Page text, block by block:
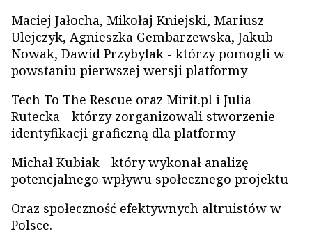
Maciej Jałocha, Mikołaj Kniejski, Mariusz
Ulejczyk, Agnieszka Gembarzewska, Jakub
Nowak, Dawid Przybylak - którzy pomogli w
powstaniu pierwszej wersji platformy
Tech To The Rescue oraz Mirit.pl i Julia
Rutecka - którzy zorganizowali stworzenie
identyfikacji graficzną dla platformy
Michał Kubiak - który wykonał analizę
potencjalnego wpływu społecznego projektu
Oraz społeczność efektywnych altruistów w
Polsce.